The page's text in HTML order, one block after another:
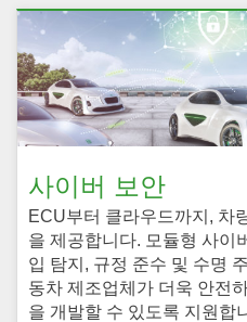
사이버 보안
ECU부터 클라우드까지, 차
을 제공합니다. 모듈형 사이
입 탐지, 규정 준수 및 수명
동차 제조업체가 더욱 안전
을 개발할 수 있도록 지원합